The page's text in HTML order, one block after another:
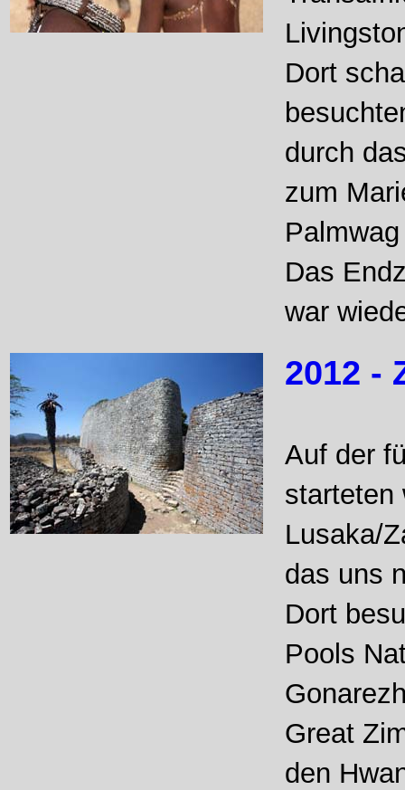
Dort
durch
zum
Das
war
2012 -
Auf der
starteten
Lusaka/
das uns
Dort
Pools
Great
den